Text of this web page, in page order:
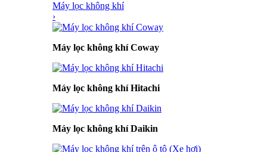
Máy lọc không khí
›
Máy lọc không khí Coway
Máy lọc không khí Hitachi
Máy lọc không khí Daikin